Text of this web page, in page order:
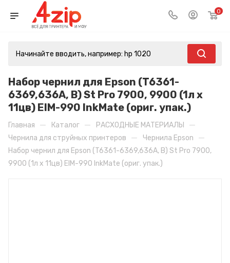
0
Набор чернил для Epson (T6361-
6369,636A, B) St Pro 7900, 9900 (1л x
11цв) EIM-990 InkMate (ориг. упак.)
Главная — Каталог — РАСХОДНЫЕ МАТЕРИАЛЫ —
Чернила для струйных принтеров — Чернила Epson —
Набор чернил для Epson (T6361-6369,636A, B) St Pro 7900,
9900 (1л x 11цв) EIM-990 InkMate (ориг. упак.)